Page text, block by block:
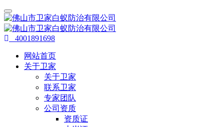
4001891698
网站首页
关于卫家
关于卫家
联系卫家
专家团队
公司资质
资质证